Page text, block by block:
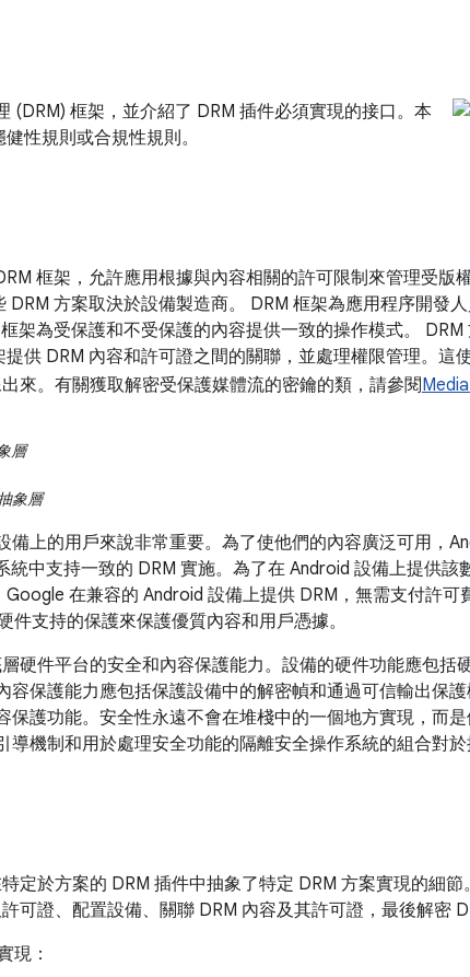
(DRM) 框架，並介紹了 DRM 插件必須實現的接口。本
性規則或合規性規則。
框架，允許應用根據與內容相關的許可限制來管理受版
DRM 方案取決於設備製造商。 DRM 框架為應用程序開發
架為受保護和不受保護的內容提供一致的操作模式。
供 DRM 內容和許可證之間的關聯，並處理權限管理。這
來。有關獲取解密受保護媒體流的密鑰的類，請參閱
層
象層
備上的用戶來說非常重要。為了使他們的內容廣泛可用，
統中支持一致的 DRM 實施。為了在 Android 設備上提供該
在兼容的 Android 設備上提供 DRM，無需支付許可
件支持的保護來保護優質內容和用戶憑據。
硬件平台的安全和內容保護能力。設備的硬件功能應包括
容保護能力應包括保護設備中的解密幀和通過可信輸出保
保護功能。安全性永遠不會在堆棧中的一個地方實現，而
機制和用於處理安全功能的隔離安全操作系統的組合對於
定於方案的 DRM 插件中抽象了特定 DRM 方案實現的細
可證、配置設備、關聯 DRM 內容及其許可證，最後解密
現：